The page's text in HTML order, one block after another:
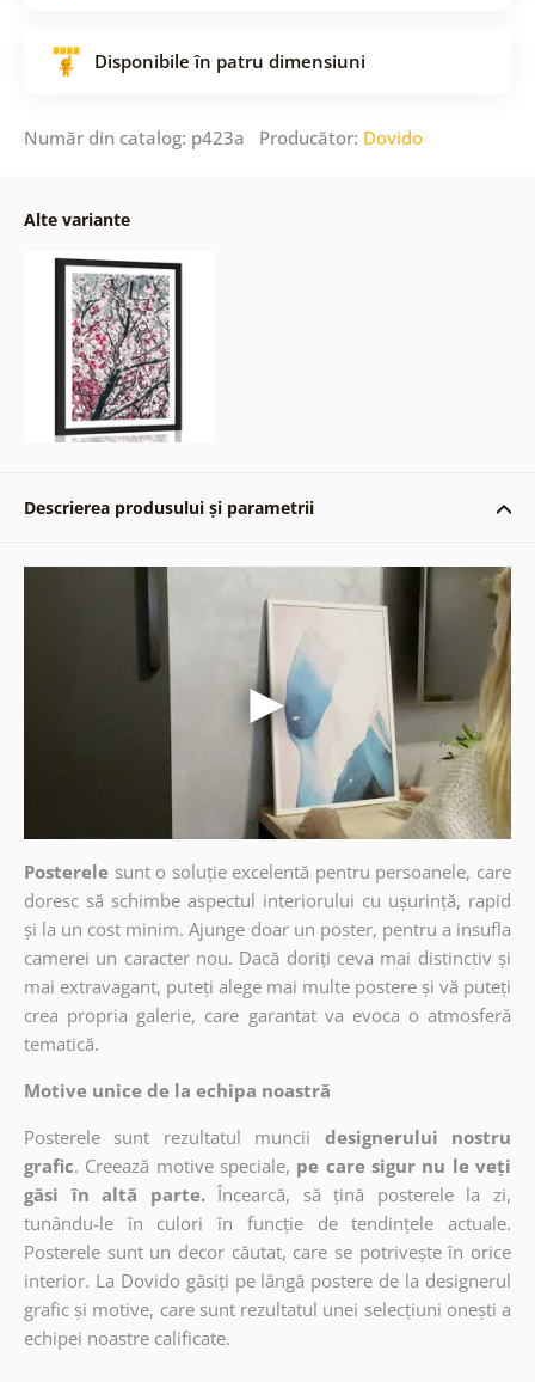
Disponibile în patru dimensiuni
Număr din catalog: p423a Producător: Dovido
Alte variante
Descrierea produsului și parametrii
Posterele sunt o soluție excelentă pentru persoanele, care
doresc să schimbe aspectul interiorului cu ușurință, rapid
și la un cost minim. Ajunge doar un poster, pentru a insufla
camerei un caracter nou. Dacă doriți ceva mai distinctiv și
mai extravagant, puteți alege mai multe postere și vă puteți
crea propria galerie, care garantat va evoca o atmosferă
tematică.
Motive unice de la echipa noastră
Posterele sunt rezultatul muncii
designerului nostru
grafic. Creează motive speciale, pe care sigur nu le veți
găsi în altă parte. Încearcă, să țină posterele la zi,
tunându-le în culori în funcție de tendințele actuale.
Posterele sunt un decor căutat, care se potrivește în orice
interior. La Dovido găsiți pe lângă postere de la designerul
grafic și motive, care sunt rezultatul unei selecțiuni onești a
echipei noastre calificate.